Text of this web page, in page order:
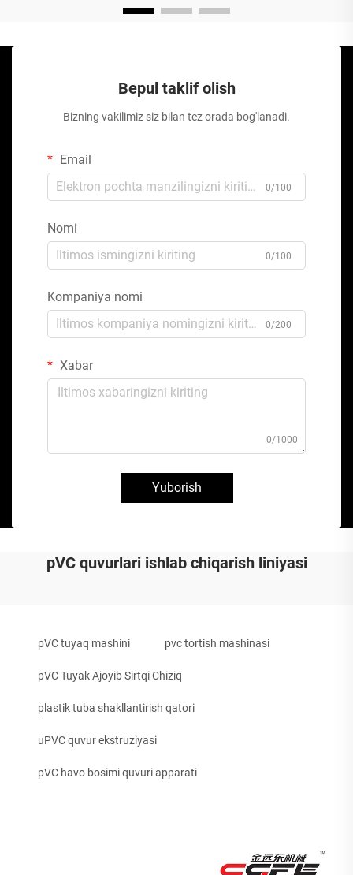
Bepul taklif olish
Bizning vakilimiz siz bilan tez orada bog'lanadi.
Email
0/100
Nomi
0/100
Kompaniya nomi
0/200
Xabar
0/1000
Yuborish
pVC quvurlari ishlab chiqarish liniyasi
pVC tuyaq mashini pvc tortish mashinasi
pVC Tuyak Ajoyib Sirtqi Chiziq
plastik tuba shakllantirish qatori
uPVC quvur ekstruziyasi
pVC havo bosimi quvuri apparati